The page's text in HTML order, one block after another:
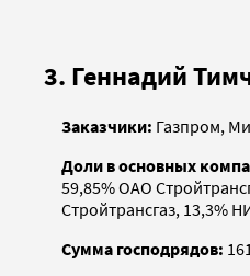
3. Геннадий
Заказчики: Газпром,
Доли в основных
59,85% ОАО
Стройтрансгаз, 13,3%
Сумма господрядов: